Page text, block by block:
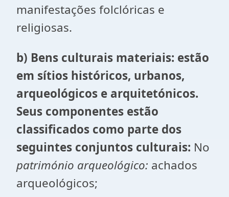
manifestações folclóricas e
religiosas.
b) Bens culturais materiais: estão
em sítios históricos, urbanos,
arqueológicos e arquitetónicos.
Seus componentes estão
classificados como parte dos
seguintes conjuntos culturais: No
património arqueológico: achados
arqueológicos;